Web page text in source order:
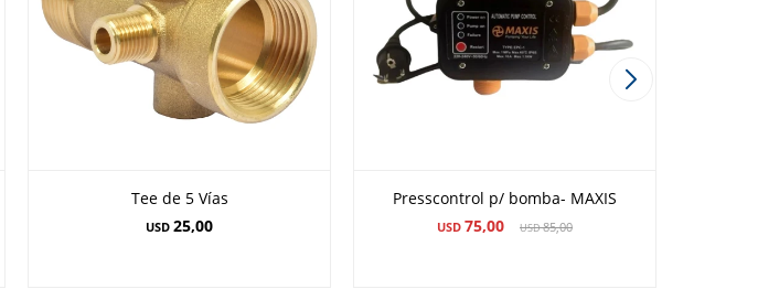
Tee de 5 Vías
USD 25,00
Presscontrol p/ bomba- MAXIS
USD 75,00 USD85,00